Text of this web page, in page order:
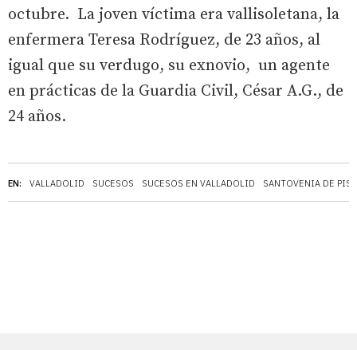
EN: VALLADOLID SUCESOS SUCESOS EN VALLADOLID SANTOVENIA DE
octubre. La joven víctima era vallisoletana, la
enfermera Teresa Rodríguez, de 23 años, al
igual que su verdugo, su exnovio, un agente
en prácticas de la Guardia Civil, César A.G., de
24 años.